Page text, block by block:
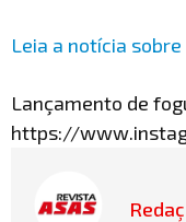
Leia a notícia
Lançamento de
https://